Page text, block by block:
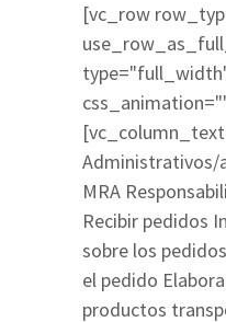
[vc_row
Administrativos/
MRA
Recibir pedidos
sobre los
el pedido
productos